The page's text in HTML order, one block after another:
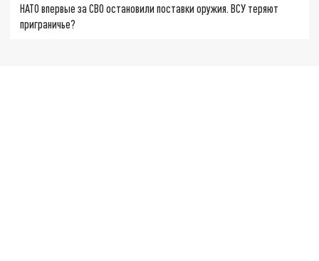
НАТО впервые за СВО остановили поставки оружия. ВСУ теряют
приграничье?